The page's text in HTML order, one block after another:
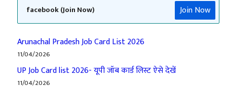
facebook (Join Now) Join Now
Arunachal Pradesh Job Card List 2026
11/04/2026
UP Job Card list 2026- यूपी जॉब कार्ड लिस्ट ऐसे देखें
11/04/2026